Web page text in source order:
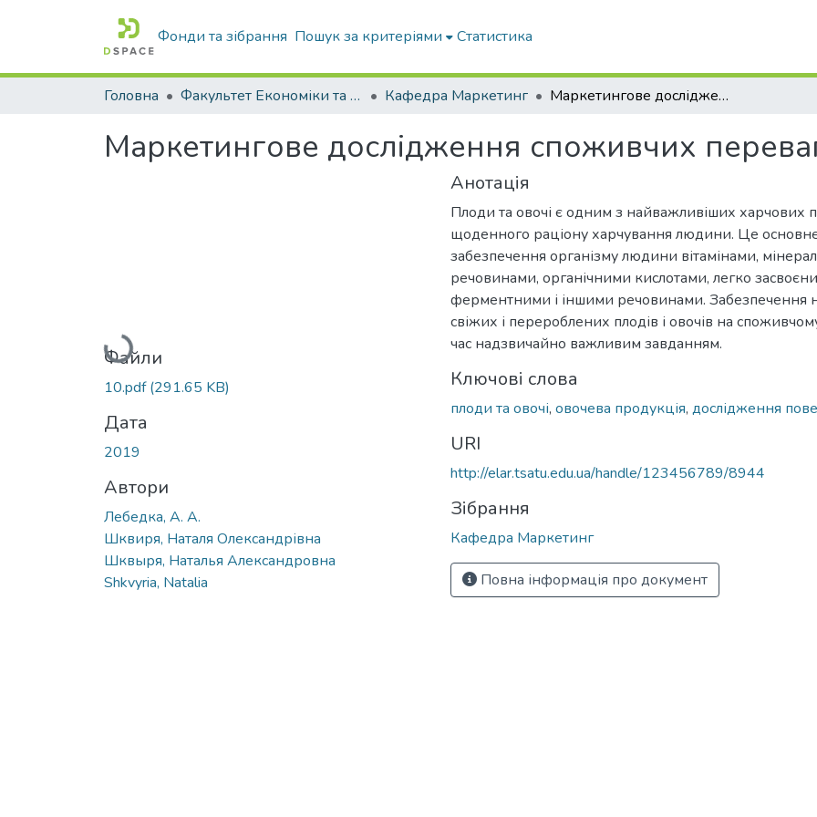
Фонди та зібрання Пошук за критеріями Статистика
Головна Факультет Економіки та бізнесу Кафедра Маркетинг Маркетингове дослідження споживчих переваг овочевої продукції
Маркетингове дослідження споживчих
Вантажиться...
Файли
10.pdf(291.65 KB)
Дата
2019
Автори
Лебедка, А. А.
Шквиря, Наталя Олександрівна
Шквыря, Наталья Александровна
Shkvyria, Natalia
Анотація
Плоди та овочі є одним з найважливіших харчових
щоденного раціону харчування людини. Це
забезпечення організму людини вітамінами,
речовинами, органічними кислотами, легко
ферментними і іншими речовинами. Забезпечення
свіжих і перероблених плодів і овочів на
час надзвичайно важливим завданням.
Ключові слова
плоди та овочі, овочева продукція, дослідження
URI
http://elar.tsatu.edu.ua/handle/123456789/8944
Зібрання
Кафедра Маркетинг
Повна інформація про документ